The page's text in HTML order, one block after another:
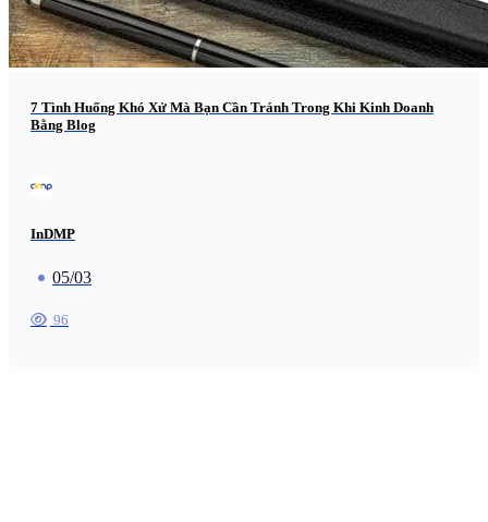
7 Tình Huống Khó Xử Mà Bạn Cần Tránh Trong Khi Kinh Doanh
Bằng Blog
InDMP
05/03
96